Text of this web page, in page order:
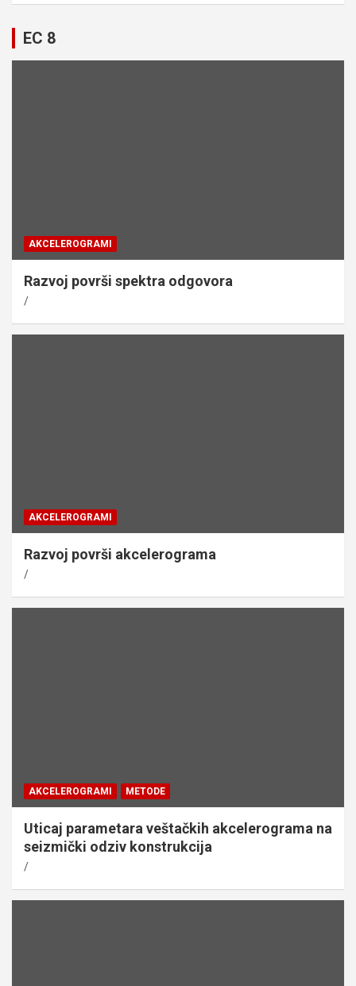
EC 8
AKCELEROGRAMI
Razvoj površi spektra odgovora
AKCELEROGRAMI
Razvoj površi akcelerograma
AKCELEROGRAMI METODE
Uticaj parametara veštačkih akcelerograma na
seizmički odziv konstrukcija